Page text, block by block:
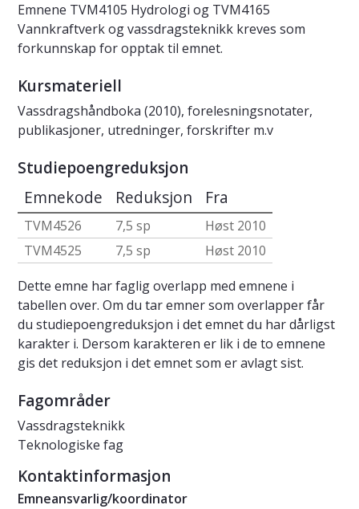
Emnene TVM4105 Hydrologi og TVM4165
Vannkraftverk og vassdragsteknikk kreves som
forkunnskap for opptak til emnet.
Kursmateriell
Vassdragshåndboka (2010), forelesningsnotater,
publikasjoner, utredninger, forskrifter m.v
Studiepoengreduksjon
Emnekode Reduksjon Fra
TVM4526 7,5 sp
Høst 2010
TVM4525
7,5 sp
Høst 2010
Dette emne har faglig overlapp med emnene i
tabellen over. Om du tar emner som overlapper får
du studiepoengreduksjon i det emnet du har dårligst
karakter i. Dersom karakteren er lik i de to emnene
gis det reduksjon i det emnet som er avlagt sist.
Fagområder
Vassdragsteknikk
Teknologiske fag
Kontaktinformasjon
Emneansvarlig/koordinator